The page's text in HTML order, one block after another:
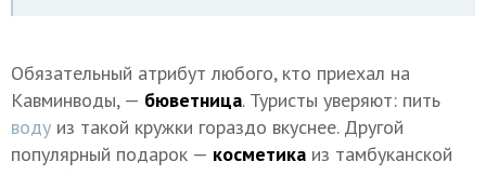
Обязательный атрибут любого, кто приехал на
Кавминводы, — бюветница. Туристы уверяют: пить
воду из такой кружки гораздо вкуснее. Другой
популярный подарок — косметика из тамбуканской